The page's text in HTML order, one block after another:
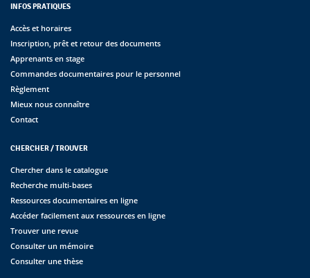
INFOS PRATIQUES
Accès et horaires
Inscription, prêt et retour des documents
Apprenants en stage
Commandes documentaires pour le personnel
Règlement
Mieux nous connaître
Contact
CHERCHER / TROUVER
Chercher dans le catalogue
Recherche multi-bases
Ressources documentaires en ligne
Accéder facilement aux ressources en ligne
Trouver une revue
Consulter un mémoire
Consulter une thèse